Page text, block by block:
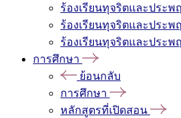
ร้องเรียนทุจริตและประ
ร้องเรียนทุจริตและประ
ร้องเรียนทุจริตและประ
การศึกษา
ย้อนกลับ
การศึกษา
หลักสูตรที่เปิดสอน